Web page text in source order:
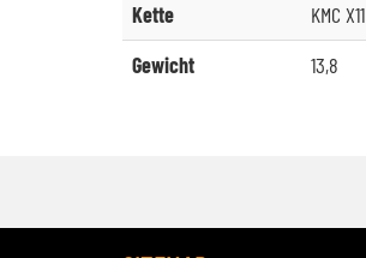
Kette
KMC X11
Gewicht
13,8